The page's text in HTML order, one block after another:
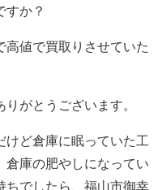
すか？
高値で買取りさせていた
がとうございます。
けど倉庫に眠っていた工
倉庫の肥やしになってい
ちでしたら、福山市御幸